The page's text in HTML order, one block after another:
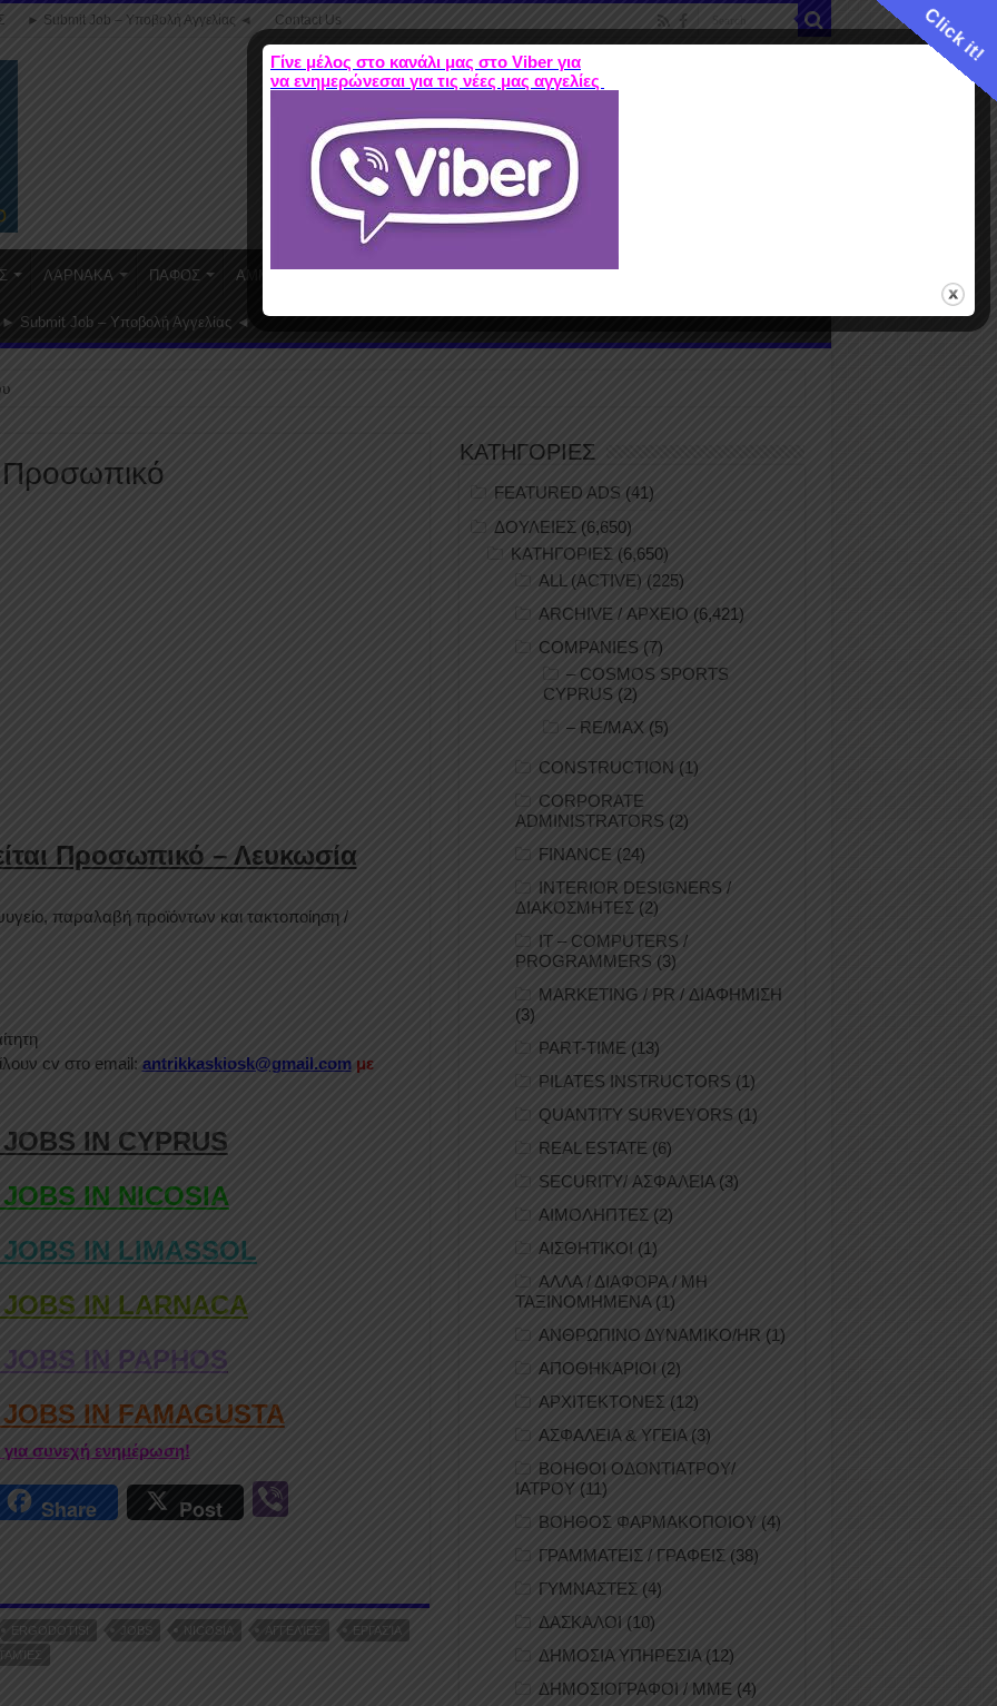
► Submit Job – Υποβολή Αγγελίας ◄ Contact Us
ΛΑΡΝΑΚΑ ΠΑΦΟΣ ΑΜΜΟΧΩΣΤΟΣ
► Submit Job – Υποβολή Αγγελίας ◄
Προσωπικό
Προσωπικό – Λευκωσία
παραλαβή προϊόντων και τακτοποίηση /
cv στο email: antrikkaskiosk@gmail.com με
IN CYPRUS
IN NICOSIA
IN LIMASSOL
IN LARNACA
IN PAPHOS
IN FAMAGUSTA
για συνεχή ενημέρωση!
Share Post
ERGODOTISI JOBS NICOSIA ΑΓΓΕΛΊΕΣ
ΕΡΓΑΣΊΑ
ΚΑΤΗΓΟΡΙΕΣ
FEATURED ADS (41)
ΔΟΥΛΕΙΕΣ (6,650)
ΚΑΤΗΓΟΡΙΕΣ (6,650)
ALL (ACTIVE) (225)
ARCHIVE / ΑΡΧΕΙΟ (6,421)
COMPANIES (7)
– COSMOS SPORTS
CYPRUS (2)
– RE/MAX (5)
CONSTRUCTION (1)
CORPORATE
ADMINISTRATORS (2)
FINANCE (24)
INTERIOR DESIGNERS /
ΔΙΑΚΟΣΜΗΤΕΣ (2)
IT – COMPUTERS /
PROGRAMMERS (3)
MARKETING / PR / ΔΙΑΦΗΜΙΣΗ
(3)
PART-TIME (13)
PILATES INSTRUCTORS (1)
QUANTITY SURVEYORS (1)
REAL ESTATE (6)
SECURITY/ ΑΣΦΑΛΕΙΑ(3)
ΑΙΜΟΛΗΠΤΕΣ (2)
ΑΙΣΘΗΤΙΚΟΙ (1)
ΑΛΛΑ / ΔΙΑΦΟΡΑ / ΜΗ
ΤΑΞΙΝΟΜΗΜΕΝΑ(1)
ΑΝΘΡΩΠΙΝΟ ΔΥΝΑΜΙΚΟ/HR (1)
ΑΠΟΘΗΚΑΡΙΟΙ (2)
ΑΡΧΙΤΕΚΤΟΝΕΣ (12)
ΑΣΦΑΛΕΙΑ & ΥΓΕΙΑ (3)
ΒΟΗΘΟΙ ΟΔΟΝΤΙΑΤΡΟΥ/
ΙΑΤΡΟΥ(11)
ΒΟΗΘΟΣ ΦΑΡΜΑΚΟΠΟΙΟΥ (4)
ΓΡΑΜΜΑΤΕΙΣ / ΓΡΑΦΕΙΣ (38)
ΓΥΜΝΑΣΤΕΣ (4)
ΔΑΣΚΑΛΟΙ (10)
ΔΗΜΟΣΙΑ ΥΠΗΡΕΣΙΑ (12)
ΔΗΜΟΣΙΟΓΡΑΦΟΙ / ΜΜΕ (4)
Click it!
Γίνε μέλος στο κανάλι μας στο Viber για
να ενημερώνεσαι για τις νέες μας αγγελίες